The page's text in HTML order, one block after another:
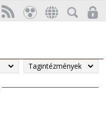
Tagintézmények